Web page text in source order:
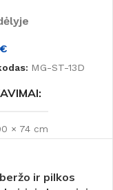
MG-ST-13D
× 74 cm
ir pilkos